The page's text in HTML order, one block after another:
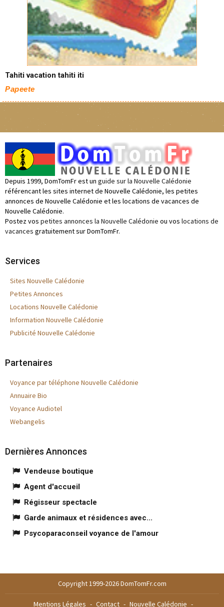
Tahiti vacation tahiti iti
Papeete
Depuis 1999, DomTomFr est un guide sur la Nouvelle Calédonie
référencant les sites internet de Nouvelle Calédonie, les petites
annonces de Nouvelle Calédonie et les locations de vacances de
Nouvelle Calédonie.
Postez vos petites annonces la Nouvelle Calédonie ou vos locations de
vacances gratuitement sur DomTomFr.
Services
Sites Nouvelle Calédonie
Petites Annonces
Locations Nouvelle Calédonie
Information Nouvelle Calédonie
Publicité Nouvelle Calédonie
Partenaires
Voyance par téléphone Nouvelle Calédonie
Annuaire Bio
Voyance Audiotel
Webangelis
Dernières Annonces
Vendeuse boutique
Agent d'accueil
Régisseur spectacle
Garde animaux et résidences avec...
Psycoparaconseil voyance de l'amour
Copyright 1999-2026 DomTomFr.com
Mentions Légales - Contact - Nouvelle Calédonie -